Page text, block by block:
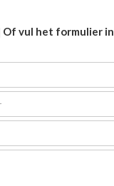
Of vul het formulier in